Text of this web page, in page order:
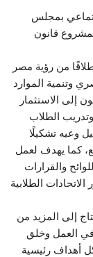
بمجلس
قانون
من رؤية مصر
وتنمية الموارد
إلى الاستثمار
الطلاب
وعيه تشكيلًا
كما يهدف لعمل
والقرارات
الطلابية
إلى المزيد من
في العمل وخلق
أهداف رئيسية